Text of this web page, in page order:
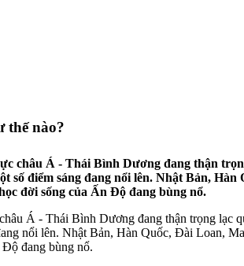
thế nào?
châu Á - Thái Bình Dương đang thận
số điểm sáng đang nổi lên. Nhật Bản,
đời sống của Ấn Độ đang bùng nổ.
Á - Thái Bình Dương đang thận trọng lạc
nổi lên. Nhật Bản, Hàn Quốc, Đài Loan,
đang bùng nổ.